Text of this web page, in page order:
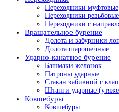
Переходники муфтовые
Переходники резьбовые
Переходники с
Вращательное бурение
Долота и забурники
Долота шарошечные
Ударно-канатное бурение
Башмаки желонок
Патроны ударные
Стакан забивной с
Штанги ударные
Ковшебуры
Ковшебуры